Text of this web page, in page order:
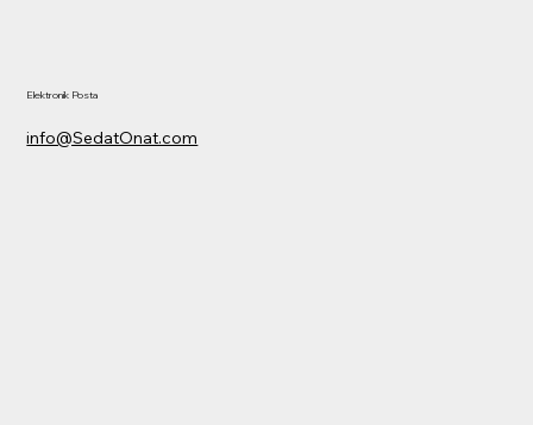
info@SedatOnat.com
Elektronik Posta